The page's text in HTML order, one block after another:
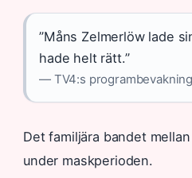
”Måns Zelmerlöw lade
hade helt rätt.”
— TV4:s programbevakning
Det familjära bandet
under maskperioden.